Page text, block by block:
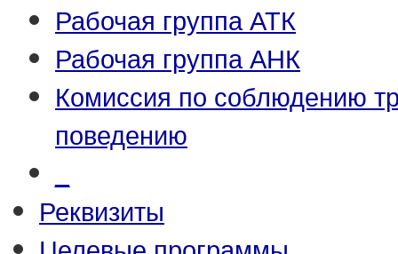
Рабочая группа АТК
Рабочая группа АНК
Комиссия по соблюдению
поведению
Реквизиты